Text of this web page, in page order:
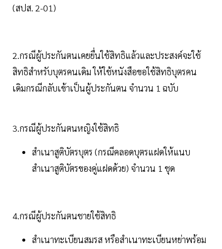
(สปส. 2-01)
2.กรณีผู้ประกันตนเคยยื่นใช้สิทธิแล้วและประสงค์จะใช้
สิทธิสำหรับบุตรคนเดิม ให้ใช้หนังสือขอใช้สิทธิบุตรคน
เดิมกรณีกลับเข้าเป็นผู้ประกันตน จำนวน 1 ฉบับ
3.กรณีผู้ประกันตนหญิงใช้สิทธิ
สำเนาสูติบัตรบุตร (กรณีคลอดบุตรแฝดให้แนบ
สำเนาสูติบัตรของคู่แฝดด้วย) จำนวน 1 ชุด
4.กรณีผู้ประกันตนชายใช้สิทธิ
สำเนาทะเบียนสมรส หรือสำเนาทะเบียนหย่าพร้อม